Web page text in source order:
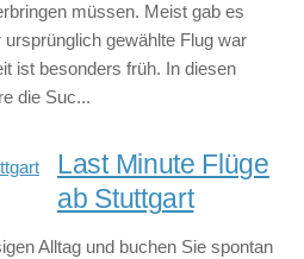
müssen. Meist gab es
gewählte Flug war
ist besonders früh. In diesen
die Suc...
Last Minute Flüge
ab Stuttgart
Alltag und buchen Sie spontan